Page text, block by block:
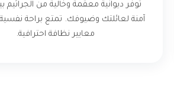
توفر ديوانية معقمة وخالية من الجراثيم
آمنة لعائلتك وضيوفك. تمتع براحة
معايير نظافة احترافية.